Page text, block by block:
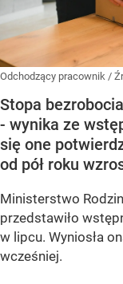
Odchodzący pracownik /
Stopa
- wynika ze
się one
od pół roku
Ministerstwo
przedstawiło
w lipcu. Wyniosła
wcześniej.